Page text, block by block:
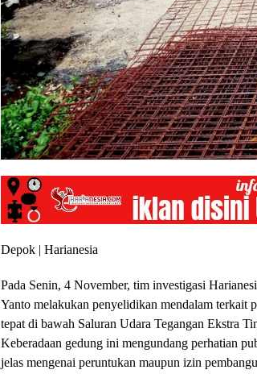
Depok | Harianesia
Pada Senin, 4 November, tim investigasi
Yanto melakukan penyelidikan mendalam terkait
tepat di bawah Saluran Udara Tegangan Ekstra
Keberadaan gedung ini mengundang perhatian
jelas mengenai peruntukan maupun izin